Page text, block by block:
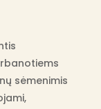
sėmenimis